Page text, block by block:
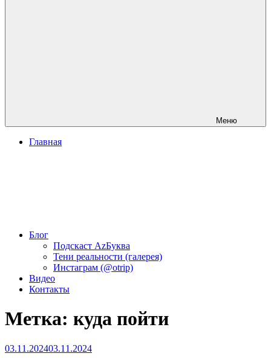
Меню
Главная
Блог
Подскаст АzБуква
Тени реальности (галерея)
Инстаграм (@otrip)
Видео
Контакты
Метка: куда пойти
Опубликовано
03.11.202403.11.2024